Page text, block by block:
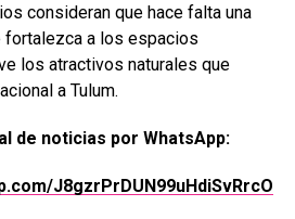
consideran que hace falta una
a los espacios
los atractivos naturales que
a Tulum.
de noticias por WhatsApp:
J8gzrPrDUN99uHdiSvRrcO